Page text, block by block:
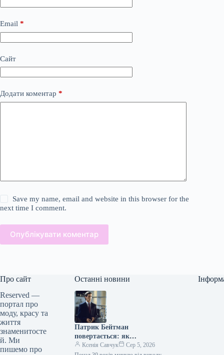
Email *
Сайт
Додати коментар *
Save my name, email and website in this browser for the
next time I comment.
Опублікувати коментар
Про сайт
Reserved —
портал про
моду, красу та
життя
знаменитосте
й. Ми
пишемо про
Останні новини
Патрик Бейтман
повертається: як
“Американський психопат”
Ксенія Савчук
Сер 5, 2026